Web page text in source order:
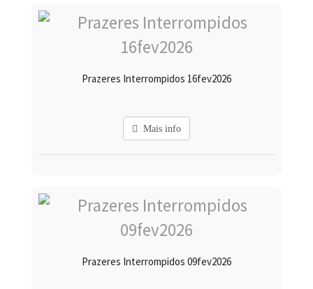
Prazeres Interrompidos 16fev2026
Mais info
Prazeres Interrompidos 09fev2026